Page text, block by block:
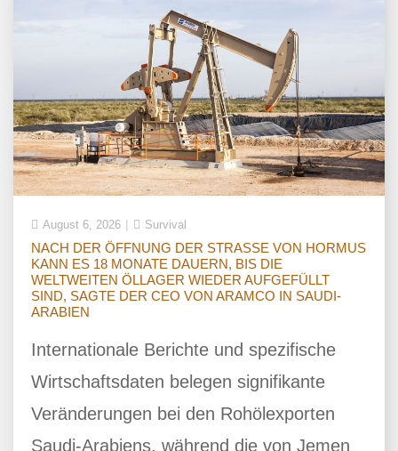
August 6, 2026 Survival
NACH DER ÖFFNUNG DER STRASSE VON HORMUS
KANN ES 18 MONATE DAUERN, BIS DIE
WELTWEITEN ÖLLAGER WIEDER AUFGEFÜLLT
SIND, SAGTE DER CEO VON ARAMCO IN SAUDI-
ARABIEN
Internationale Berichte und spezifische
Wirtschaftsdaten belegen signifikante
Veränderungen bei den Rohölexporten
Saudi-Arabiens, während die von Jemen